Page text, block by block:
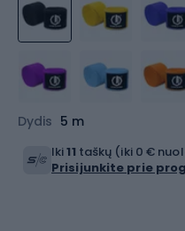
Dydis 5 m
Iki11 taškų (iki 0 €
Prisijunkite prie